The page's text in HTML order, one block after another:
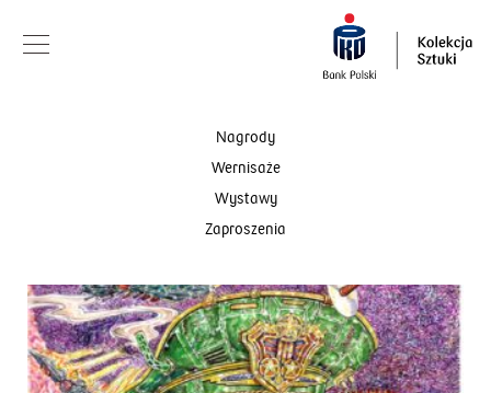
Nagrody
Wernisaże
Wystawy
Zaproszenia